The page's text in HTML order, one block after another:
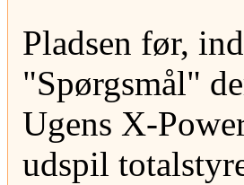
Pladsen før,
"Spørgsmål"
Ugens X-
udspil